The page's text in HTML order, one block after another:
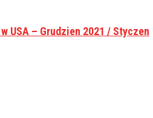
USA – Grudzien 2021 / Styczen